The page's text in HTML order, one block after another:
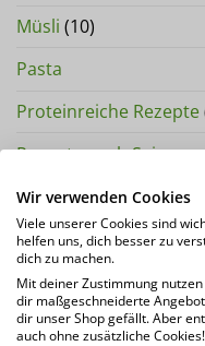
Müsli (10)
Pasta
Proteinreiche Rezepte
Rezepte nach Saison
Stuffles(7)
Süße Rezepte
Wissenswertes(28)
Wir verwenden Cookies
Viele unserer Cookies sind
helfen uns, dich besser zu
dich zu machen.
Mit deiner Zustimmung
dir maßgeschneiderte
dir unser Shop gefällt. Aber
auch ohne zusätzliche Cookies!